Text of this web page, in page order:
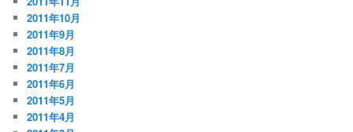
2011年10月
2011年9月
2011年8月
2011年7月
2011年6月
2011年5月
2011年4月